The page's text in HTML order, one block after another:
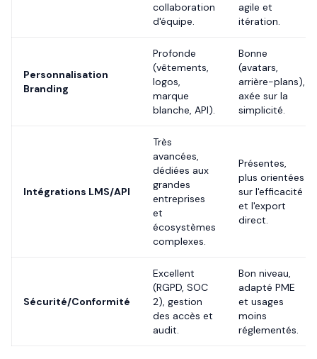
collaboration
d'équipe.
agile et
itération.
Personnalisation
Branding
Profonde
(vêtements,
logos,
marque
blanche, API).
Bonne
(avatars,
arrière-plans),
axée sur la
simplicité.
Intégrations LMS/API
Très
avancées,
dédiées aux
grandes
entreprises
et
écosystèmes
complexes.
Présentes,
plus orientées
sur l'efficacité
et l'export
direct.
Sécurité/Conformité
Excellent
(RGPD, SOC
2), gestion
des accès et
audit.
Bon niveau,
adapté PME
et usages
moins
réglementés.